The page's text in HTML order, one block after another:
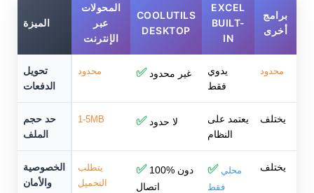
الميزة
المحولات
عبر
الإنترنت
COOLUTILS
DESKTOP
EXCEL
BUILT-
IN
برامج
أخرى
تحويل
الدفعات
محدود ✅ غير محدود
يدوي
فقط
محدود
حد حجم
الملف
1-5MB ✅ لا حدود
يعتمد على
النظام
يختلف
الخصوصية
والأمان
يتطلب
التحميل
✅100% دون
اتصال
✅ محلي
فقط
يختلف